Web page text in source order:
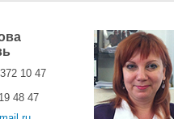
10 47
48 47